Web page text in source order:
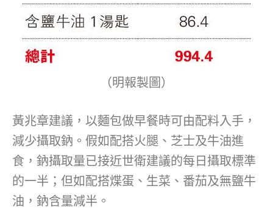
（明報製圖）
黃兆章建議，以麵包做早餐時可由配料入手，
減少攝取鈉。假如配搭火腿、芝士及牛油進
食，鈉攝取量已接近世衛建議的每日攝取標準
的一半；但如配搭煠蛋、生菜、番茄及無鹽牛
油，鈉含量減半。